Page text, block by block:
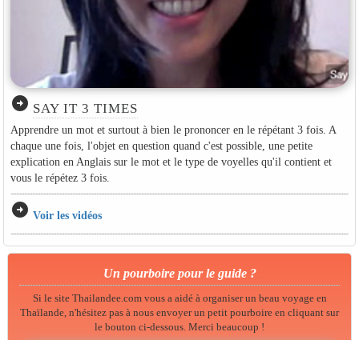
arrow_circle_right SAY IT 3 TIMES
Apprendre un mot et surtout à bien le prononcer en le répétant 3 fois. A
chaque une fois, l'objet en question quand c'est possible, une petite
explication en Anglais sur le mot et le type de voyelles qu'il contient et
vous le répétez 3 fois.
arrow_circle_right Voir les vidéos
Un pourboire pour le guide ?
Si le site Thailandee.com vous a aidé à organiser un beau voyage en
Thaïlande, n'hésitez pas à nous envoyer un petit pourboire en cliquant sur
le bouton ci-dessous. Merci beaucoup !